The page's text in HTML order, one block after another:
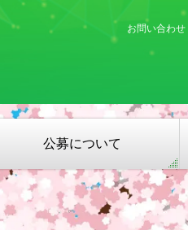
お問い合わせ
公募について